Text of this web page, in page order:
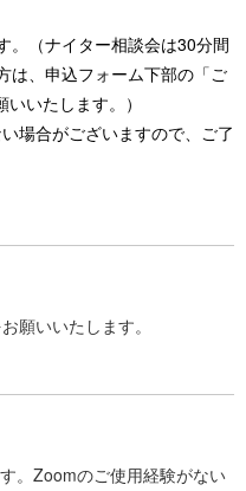
白 青 黄
。（ナイター相談会は30分間
は、申込フォーム下部の「ご
いたします。）
場合がございますので、ご了
願いいたします。
。Zoomのご使用経験がない